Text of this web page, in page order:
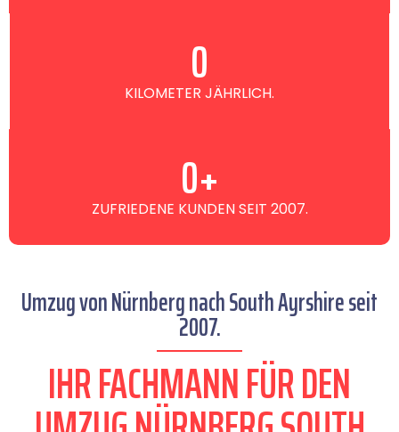
KILOMETER JÄHRLICH.
0
ZUFRIEDENE KUNDEN SEIT 2007.
0+
Umzug von Nürnberg nach South Ayrshire seit
2007.
IHR FACHMANN FÜR DEN